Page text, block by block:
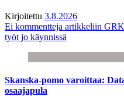
Kirjoitettu 3.8.2026
Ei kommentteja artikkeliin
työt jo käynnissä
Skanska-pomo varoittaa:
osaajapula